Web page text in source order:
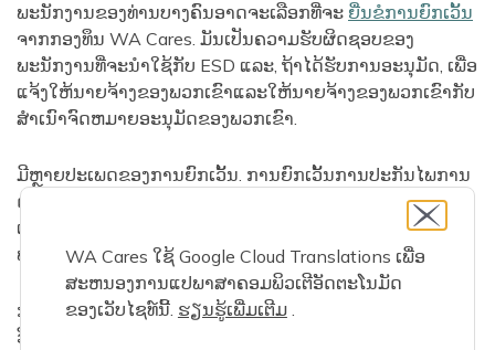
ພະນັກງານຂອງທ່ານບາງຄົນອາດຈະເລືອກທີ່ຈະ ຍື່ນຂໍການຍົກເວັ້ນ
ຈາກກອງທຶນ WA Cares. ມັນເປັນຄວາມຮັບຜິດຊອບຂອງ
ພະນັກງານທີ່ຈະນໍາໃຊ້ກັບ ESD ແລະ, ຖ້າໄດ້ຮັບການອະນຸມັດ, ເພື່ອ
ແຈ້ງໃຫ້ນາຍຈ້າງຂອງພວກເຂົາແລະໃຫ້ນາຍຈ້າງຂອງພວກເຂົາກັບ
ສໍາເນົາຈົດຫມາຍອະນຸມັດຂອງພວກເຂົາ.
ມີຫຼາຍປະເພດຂອງການຍົກເວັ້ນ. ການຍົກເວັ້ນການປະກັນໄພການ
ດູແລໄລຍະຍາວຂອງເອກະຊົນແລະນັກຮົບເກົ່າທີ່ມີຄວາມພິການທີ່
ເຊື່ອມຕໍ່ການບໍລິການ 70% ຫຼືສູງກວ່າແມ່ນຖາວອນແລະ
ພະນັກງານທີ່ມີການຍົກເວັ້ນເຫຼົ່ານີ້ບໍ່ສາມາດເລືອກກັບຄືນໄດ້.
ການຍົກເວັ້ນສໍາລັບຄົນງານທີ່ອາໄສຢູ່ນອກລັດ, ຄົນງານຊົ່ວຄາວທີ່ມີ
ວີຊາຄົນເຂົ້າເມືອງແລະຄູ່ສົມລົດຂອງສະມາຊິກປະຕິບັດຫນ້າທີ່ຂອງ
WA Cares ໃຊ້ Google Cloud Translations ເພື່ອ
ສະຫນອງການແປພາສາຄອມພິວເຕີອັດຕະໂນມັດ
ຂອງເວັບໄຊທ໌ນີ້. ຮຽນ​ຮູ້​ເພີ່ມ​ເຕີມ​.